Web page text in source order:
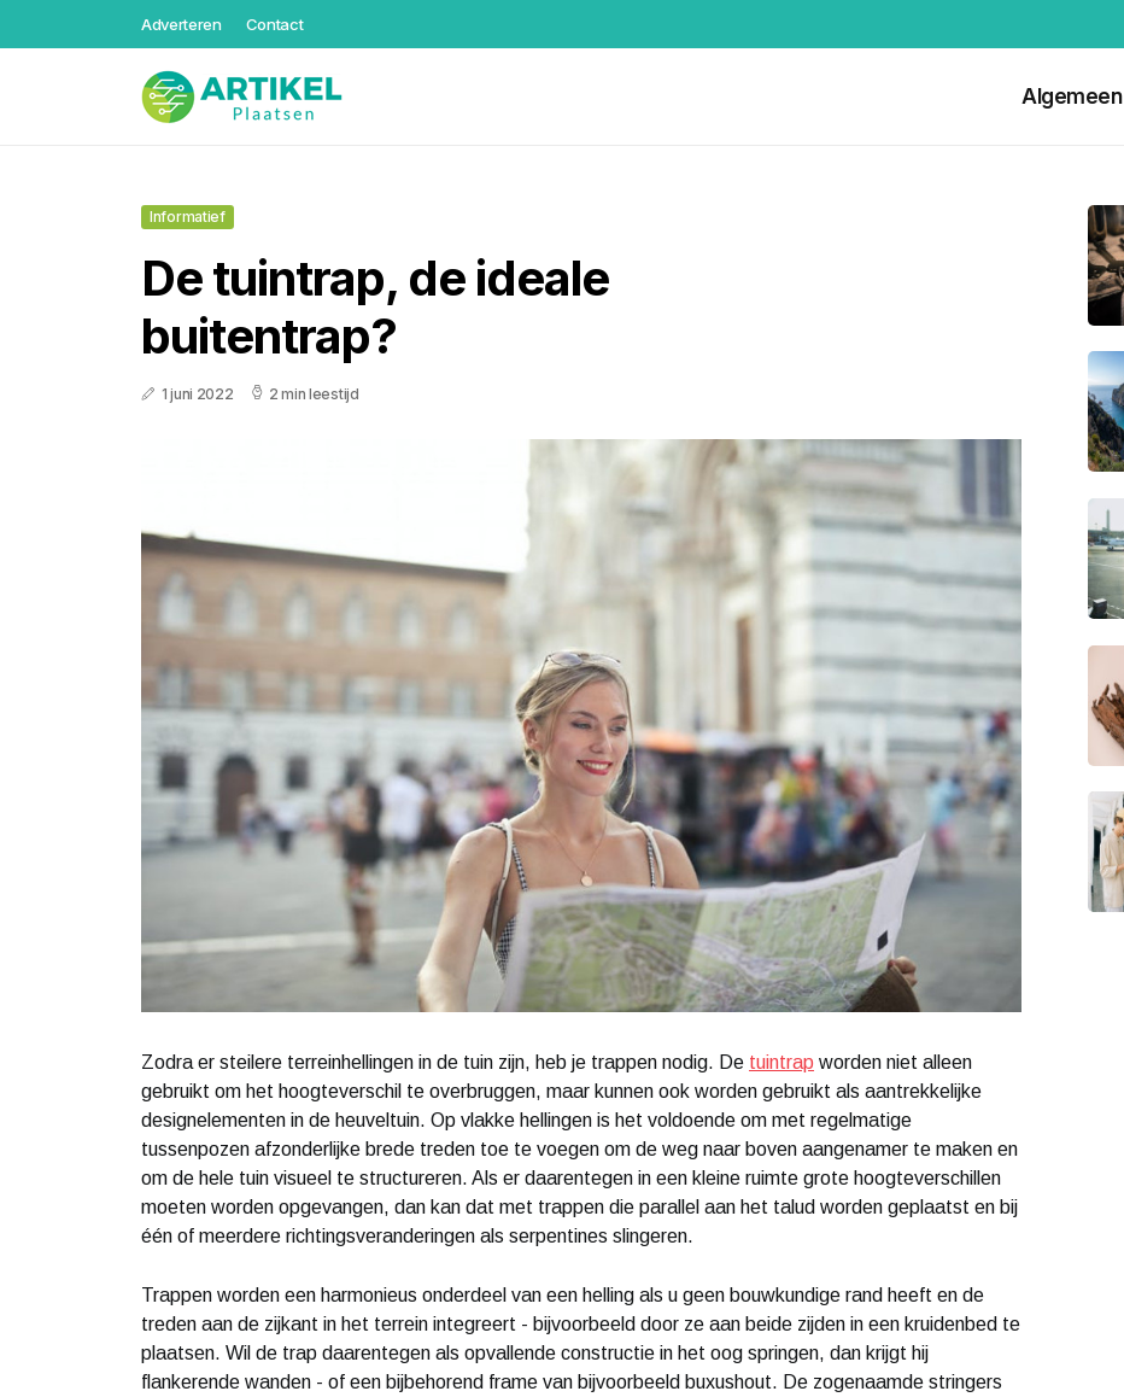
Adverteren Contact
Algemeen
Informatief
De tuintrap, de ideale
buitentrap?
1 juni 2022 2 min leestijd
Zodra er steilere terreinhellingen in de tuin zijn, heb je trappen nodig. De tuintrap worden niet alleen
gebruikt om het hoogteverschil te overbruggen, maar kunnen ook worden gebruikt als aantrekkelijke
designelementen in de heuveltuin. Op vlakke hellingen is het voldoende om met regelmatige
tussenpozen afzonderlijke brede treden toe te voegen om de weg naar boven aangenamer te maken en
om de hele tuin visueel te structureren. Als er daarentegen in een kleine ruimte grote hoogteverschillen
moeten worden opgevangen, dan kan dat met trappen die parallel aan het talud worden geplaatst en bij
één of meerdere richtingsveranderingen als serpentines slingeren.
Trappen worden een harmonieus onderdeel van een helling als u geen bouwkundige rand heeft en de
treden aan de zijkant in het terrein integreert - bijvoorbeeld door ze aan beide zijden in een kruidenbed te
plaatsen. Wil de trap daarentegen als opvallende constructie in het oog springen, dan krijgt hij
flankerende wanden - of een bijbehorend frame van bijvoorbeeld buxushout. De zogenaamde stringers